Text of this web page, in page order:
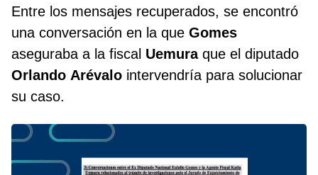
Entre los mensajes recuperados, se encontró
una conversación en la que Gomes
aseguraba a la fiscal Uemuraque el diputado
Orlando Arévalo intervendría para solucionar
su caso.